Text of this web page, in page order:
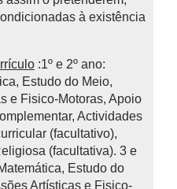
à existência
:1º e 2º ano:
Estudo do Meio,
e Fisico-Motoras, Apoio
Actividades
(facultativo),
(facultativa). 3 e
Estudo do
Artísticas e Fisico-